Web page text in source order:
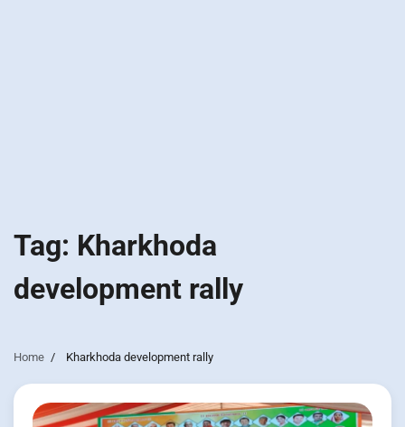
Tag: Kharkhoda
development rally
Home Kharkhoda development rally